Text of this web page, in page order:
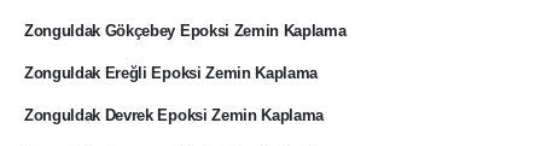
Zonguldak Gökçebey Epoksi Zemin Kaplama
Zonguldak Ereğli Epoksi Zemin Kaplama
Zonguldak Devrek Epoksi Zemin Kaplama